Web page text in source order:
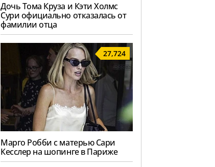
Дочь Тома Круза и Кэти Холмс
Сури официально отказалась от
фамилии отца
27,724
Марго Робби с матерью Сари
Кесслер на шопинге в Париже